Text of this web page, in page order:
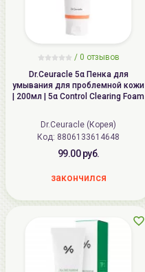
/ 0 отзывов
Dr.Ceuracle 5α Пенка для
умывания для проблемной кожи
| 200мл | 5α Control Clearing Foam
Dr.Ceuracle (Корея)
Код: 8806133614648
99.00 руб.
закончился